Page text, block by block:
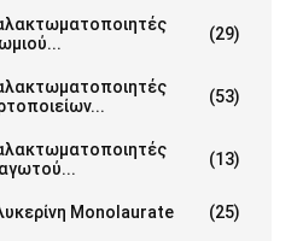
(29)
(53)
(13)
Monolaurate (25)